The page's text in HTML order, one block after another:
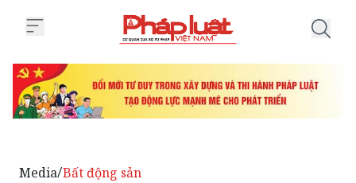
Media/Bất động sản